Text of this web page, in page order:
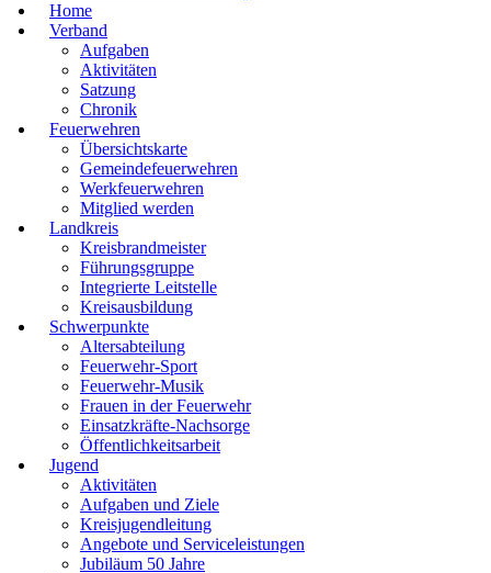
Home
Verband
Aufgaben
Aktivitäten
Satzung
Chronik
Feuerwehren
Übersichtskarte
Gemeindefeuerwehren
Werkfeuerwehren
Mitglied werden
Landkreis
Kreisbrandmeister
Führungsgruppe
Integrierte Leitstelle
Kreisausbildung
Schwerpunkte
Altersabteilung
Feuerwehr-Sport
Feuerwehr-Musik
Frauen in der Feuerwehr
Einsatzkräfte-Nachsorge
Öffentlichkeitsarbeit
Jugend
Aktivitäten
Aufgaben und Ziele
Kreisjugendleitung
Angebote und Serviceleistungen
Jubiläum 50 Jahre